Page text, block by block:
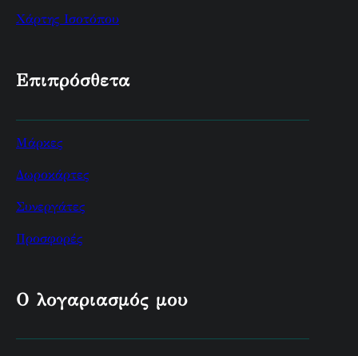
Χάρτης Ισοτόπου
Επιπρόσθετα
Μάρκες
Δωροκάρτες
Συνεργάτες
Προσφορές
Ο λογαριασμός μου